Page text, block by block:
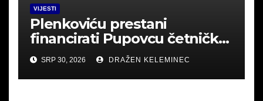
VIJESTI
Plenkoviću prestani
financirati Pupovcu četničke
derneke.
SRP 30, 2026 DRAŽEN KELEMINEC